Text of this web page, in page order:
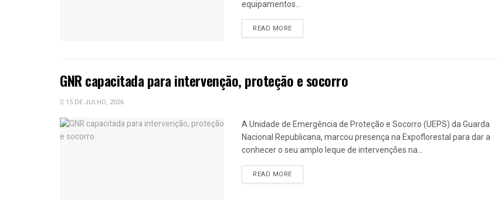
equipamentos...
READ MOREDETAILS
GNR capacitada para intervenção, proteção e socorro
15 DE JULHO, 2026
A Unidade de Emergência de Proteção e Socorro (UEPS) da Guarda
Nacional Republicana, marcou presença na Expoflorestal para dar a
conhecer o seu amplo leque de intervenções na...
READ MOREDETAILS